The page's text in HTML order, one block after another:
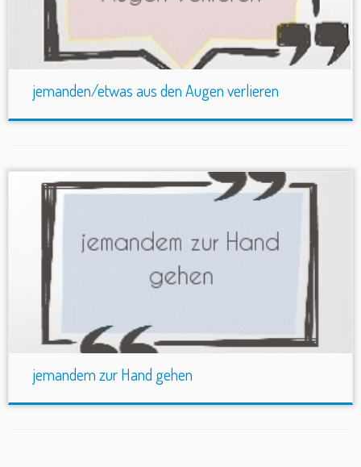
jemanden/etwas aus den Augen verlieren
jemandem zur Hand gehen